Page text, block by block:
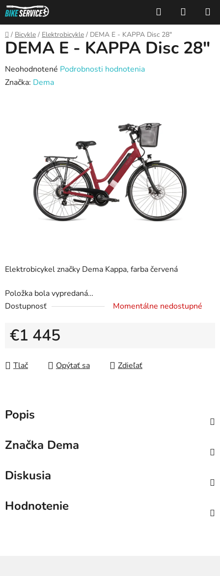
Prejsť
na
obsah
Hľadať
KOŠÍK
Domov
/ Bicykle / Elektrobicykle / DEMA E - KAPPA Disc 28"
Elektrobicykel značky Dema Kappa, farba červená
Položka bola vypredaná…
Dostupnosť
Momentálne nedostupné
€1 445
Tlač
Opýtať sa Zdieľať
DEMA E - KAPPA Disc 28"
Priemerné
hodnotenie
Neohodnotené Podrobnosti hodnotenia
Značka: Dema
Popis
Značka Dema
Diskusia
Hodnotenie